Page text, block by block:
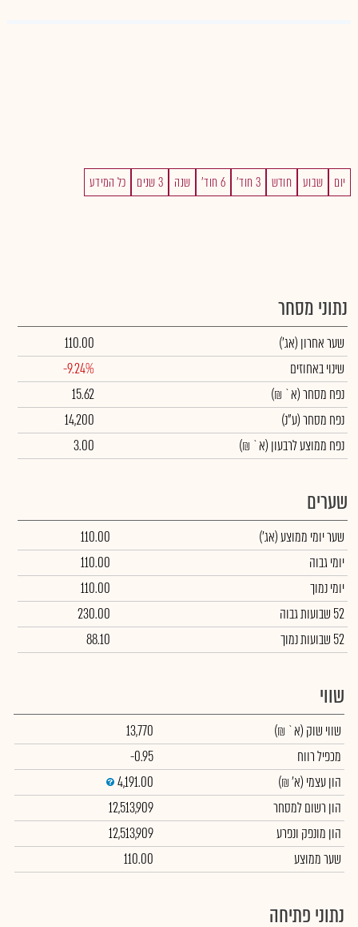
יום שבוע חודש 3 חוד' 6 חוד' שנה 3 שנים כל המידע
נתוני מסחר
שער אחרון (אג')
110.00
שינוי באחוזים
-9.24%
נפח מסחר(א` ₪)
15.62
נפח מסחר(ע"נ)
14,200
נפח ממוצע לרבעון (א` ₪)
3.00
שערים
שער יומי ממוצע(אג')
110.00
יומי גבוה
110.00
יומי נמוך
110.00
52 שבועות גבוה
230.00
52 שבועות נמוך
88.10
שווי
שווי שוק (א` ₪)
13,770
מכפיל רווח
-0.95
הון עצמי (א' ₪)
4,191.00
הון רשום למסחר
12,513,909
הון מונפק ונפרע
12,513,909
שער ממוצע
110.00
נתוני פתיחה